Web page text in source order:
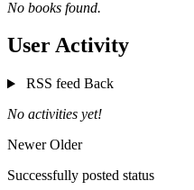
No books found.
User Activity
RSS feed Back
No activities yet!
NewerOlder
Successfully posted status